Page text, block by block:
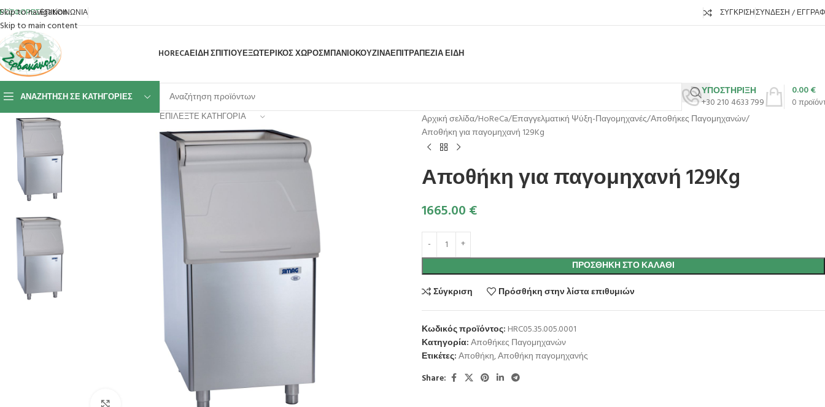
Skip to navigation
Skip to main content
ΕΠΙΚΟΙΝΩΝΙΑ ΣΎΓΚΡΙΣΗΣΎΝΔΕΣΗ /
HORECAΕΙΔΗ ΣΠΙΤΙΟΥΕΞΩΤΕΡΙΚΟΣ ΧΩΡΟΣΜΠΆΝΙΟΚΟΥΖΊΝΑΕΠΙΤΡΑΠΈΖΙΑ ΕΊΔΗ
ΑΝΑΖΉΤΗΣΗ ΣΕ ΚΑΤΗΓΟΡΊΕΣ
ΕΠΙΛΈΞΤΕ ΚΑΤΗΓΟΡΊΑ
ΥΠΟΣΤΗΡΙΞΗ
+30 210 4633 799
0
0.00€
Αρχική σελίδα HoReCa Επαγγελματική Ψύξη-Παγομηχανές Αποθήκες Παγομηχανών
Αποθήκη για παγομηχανή 129Kg
Αποθήκη για παγομηχανή 129Kg
1665.00 €
ΠΡΟΣΘΉΚΗ ΣΤΟ ΚΑΛΆΘΙ
Σύγκριση
Πρόσθήκη στην λίστα επιθυμιών
Κωδικός προϊόντος: HRC05.35.005.0001
Κατηγορία:Αποθήκες Παγομηχανών
Ετικέτες:Αποθήκη,Αποθήκη παγομηχανής
Share: